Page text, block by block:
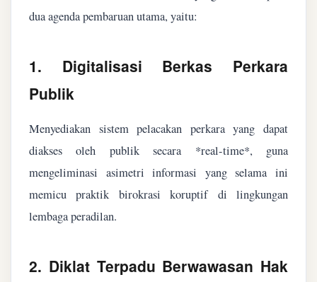
dua agenda pembaruan utama, yaitu:
1. Digitalisasi Berkas Perkara
Publik
Menyediakan sistem pelacakan perkara yang dapat
diakses oleh publik secara *real-time*, guna
mengeliminasi asimetri informasi yang selama ini
memicu praktik birokrasi koruptif di lingkungan
lembaga peradilan.
2. Diklat Terpadu Berwawasan Hak